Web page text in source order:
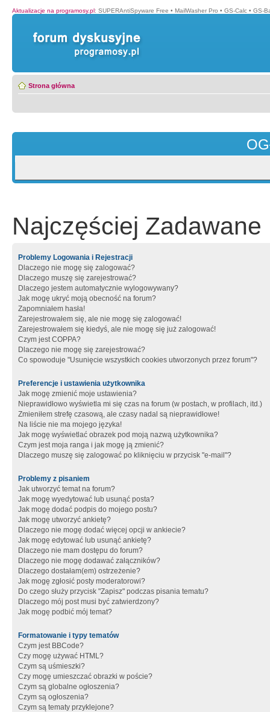
Aktualizacje na programosy.pl: SUPERAntiSpyware Free • MailWasher Pro • GS-Calc • GS-
Strona główna
Najczęściej Zadawane
Problemy Logowania i Rejestracji
Dlaczego nie mogę się zalogować?
Dlaczego muszę się zarejestrować?
Dlaczego jestem automatycznie wylogowywany?
Jak mogę ukryć moją obecność na forum?
Zapomniałem hasła!
Zarejestrowałem się, ale nie mogę się zalogować!
Zarejestrowałem się kiedyś, ale nie mogę się już zalogować!
Czym jest COPPA?
Dlaczego nie mogę się zarejestrować?
Co spowoduje "Usunięcie wszystkich cookies utworzonych przez forum"?
Preferencje i ustawienia użytkownika
Jak mogę zmienić moje ustawienia?
Nieprawidłowo wyświetla mi się czas na forum (w postach, w profilach, itd.)
Zmieniłem strefę czasową, ale czasy nadal są nieprawidłowe!
Na liście nie ma mojego języka!
Jak mogę wyświetlać obrazek pod moją nazwą użytkownika?
Czym jest moja ranga i jak mogę ją zmienić?
Dlaczego muszę się zalogować po kliknięciu w przycisk "e-mail"?
Problemy z pisaniem
Jak utworzyć temat na forum?
Jak mogę wyedytować lub usunąć posta?
Jak mogę dodać podpis do mojego postu?
Jak mogę utworzyć ankietę?
Dlaczego nie mogę dodać więcej opcji w ankiecie?
Jak mogę edytować lub usunąć ankietę?
Dlaczego nie mam dostępu do forum?
Dlaczego nie mogę dodawać załączników?
Dlaczego dostałam(em) ostrzeżenie?
Jak mogę zgłosić posty moderatorowi?
Do czego służy przycisk "Zapisz" podczas pisania tematu?
Dlaczego mój post musi być zatwierdzony?
Jak mogę podbić mój temat?
Formatowanie i typy tematów
Czym jest BBCode?
Czy mogę używać HTML?
Czym są uśmieszki?
Czy mogę umieszczać obrazki w poście?
Czym są globalne ogłoszenia?
Czym są ogłoszenia?
Czym są tematy przyklejone?